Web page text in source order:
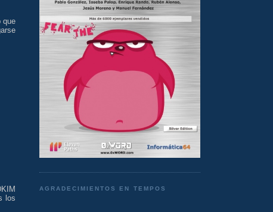
que
los
AGRADECIMIENTOS EN TEMPOS